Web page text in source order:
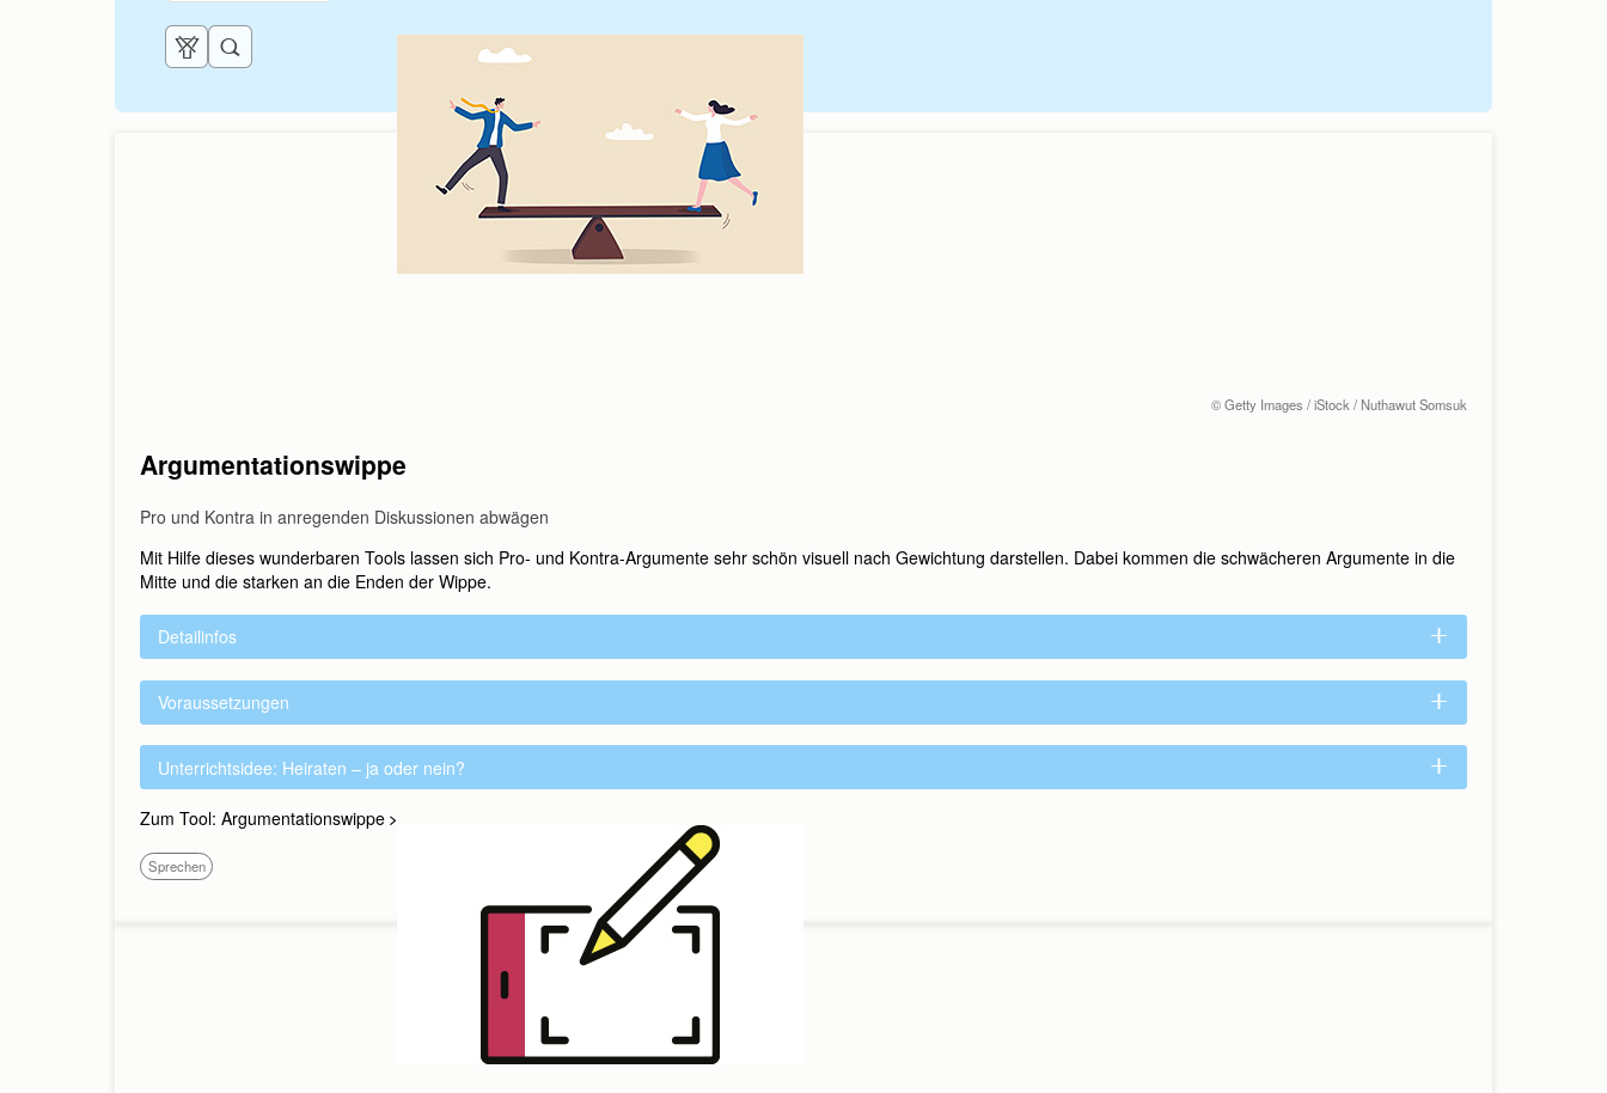
© Getty Images / iStock / Nuthawut Somsuk
Argumentationswippe
Pro und Kontra in anregenden Diskussionen abwägen
Mit Hilfe dieses wunderbaren Tools lassen sich Pro- und Kontra-Argumente sehr schön visuell nach Gewichtung darstellen. Dabei kommen die schwächeren Argumente in die
Mitte und die starken an die Enden der Wippe.
Detailinfos
Voraussetzungen
Unterrichtsidee: Heiraten – ja oder nein?
Zum Tool: Argumentationswippe
Sprechen